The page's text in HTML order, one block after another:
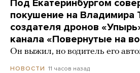
Под Екатеринбургом
покушение на Владимира
создателя дронов
канала «Повернутые на
Он выжил, но водитель его
НОВОСТИ 11 часов назад